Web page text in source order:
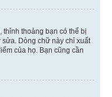
thoảng bạn có thể bị
Dòng chữ này chỉ xuất
của họ. Bạn cũng cần